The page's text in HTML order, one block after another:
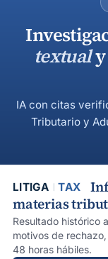
textualy
IA con citas
Tributario y
LITIGA TAX
materias
Resultado histórico
motivos de
48 horas hábiles.